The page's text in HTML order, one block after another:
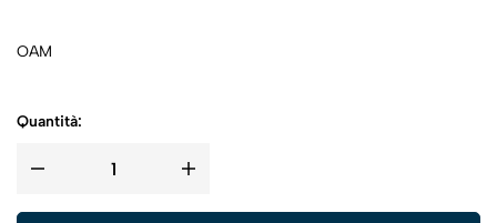
OAM
Quantità: